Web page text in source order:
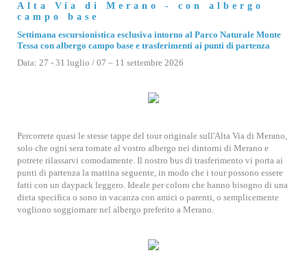
Alta Via di Merano - con albergo
campo base
Settimana escursionistica esclusiva intorno al Parco Naturale Monte
Tessa con albergo campo base e trasferimenti ai punti di partenza
Data: 27 - 31 luglio / 07 – 11 settembre 2026
Percorrete quasi le stesse tappe del tour originale sull'Alta Via di Merano,
solo che ogni sera tornate al vostro albergo nei dintorni di Merano e
potrete rilassarvi comodamente. Il nostro bus di trasferimento vi porta ai
punti di partenza la mattina seguente, in modo che i tour possono essere
fatti con un daypack leggero. Ideale per coloro che hanno bisogno di una
dieta specifica o sono in vacanza con amici o parenti, o semplicemente
vogliono soggiornare nel albergo preferito a Merano.